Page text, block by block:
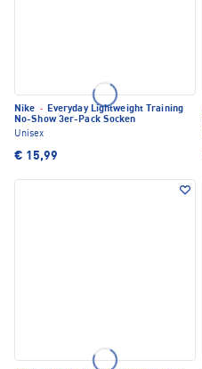
Nike · Everyday Lightweight Training
No-Show 3er-Pack Socken
Unisex
€ 15,99